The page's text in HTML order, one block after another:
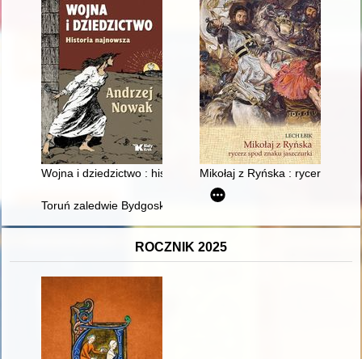
Wojna i dziedzictwo : historia najnowszaMikołaj z Ryńska : rycerz spod
Toruń zaledwie Bydgoskim Przedmieściem" : manipulacje w
ROCZNIK 2025